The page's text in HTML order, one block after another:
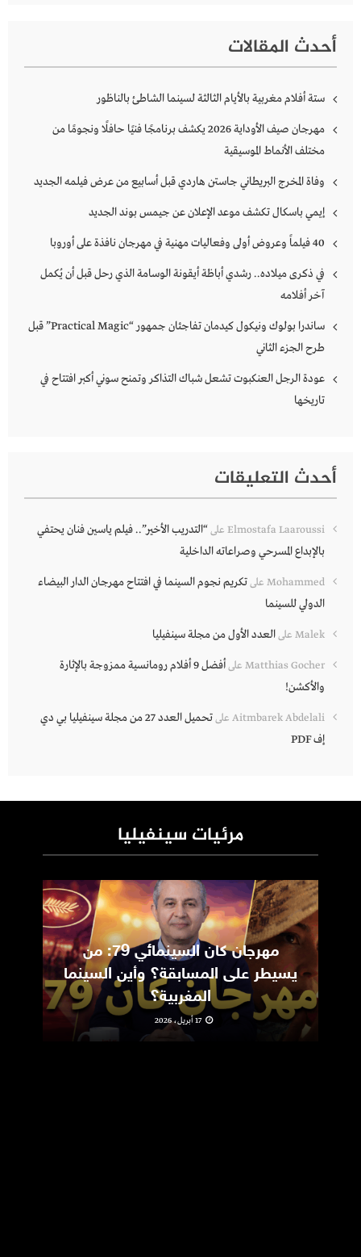
أحدث المقالات
ستة أفلام مغربية بالأيام الثالثة لسينما الشاطئ بالناظور
مهرجان صيف الأوداية 2026 يكشف برنامجًا فنيًا حافلًا ونجومًا من
مختلف الأنماط الموسيقية
وفاة المخرج البريطاني جاستن هاردي قبل أسابيع من عرض فيلمه الجديد
إيمي باسكال تكشف موعد الإعلان عن جيمس بوند الجديد
40 فيلماً وعروض أولى وفعاليات مهنية في مهرجان نافذة على أوروبا
في ذكرى ميلاده.. رشدي أباظة أيقونة الوسامة الذي رحل قبل أن يُكمل
آخر أفلامه
ساندرا بولوك ونيكول كيدمان تفاجئان جمهور “Practical Magic” قبل
طرح الجزء الثاني
عودة الرجل العنكبوت تشعل شباك التذاكر وتمنح سوني أكبر افتتاح في
تاريخها
أحدث التعليقات
Elmostafa Laaroussi على“التدريب الأخير”.. فيلم ياسين فنان يحتفي
بالإبداع المسرحي وصراعاته الداخلية
Mohammed علىتكريم نجوم السينما في افتتاح مهرجان الدار البيضاء
الدولي للسينما
Malek علىالعدد الأول من مجلة سينفيليا
Matthias Gocher على
أفضل 9 أفلام رومانسية ممزوجة بالإثارة
والأكشن!
Aitmbarek Abdelali على
تحميل العدد 27 من مجلة سينفيليا بي دي
إف PDF
مرئيات سينفيليا
مهرجان كان السينمائي 79: من
يسيطر على المسابقة؟ وأين السينما
المغربية؟
17 أبريل، 2026